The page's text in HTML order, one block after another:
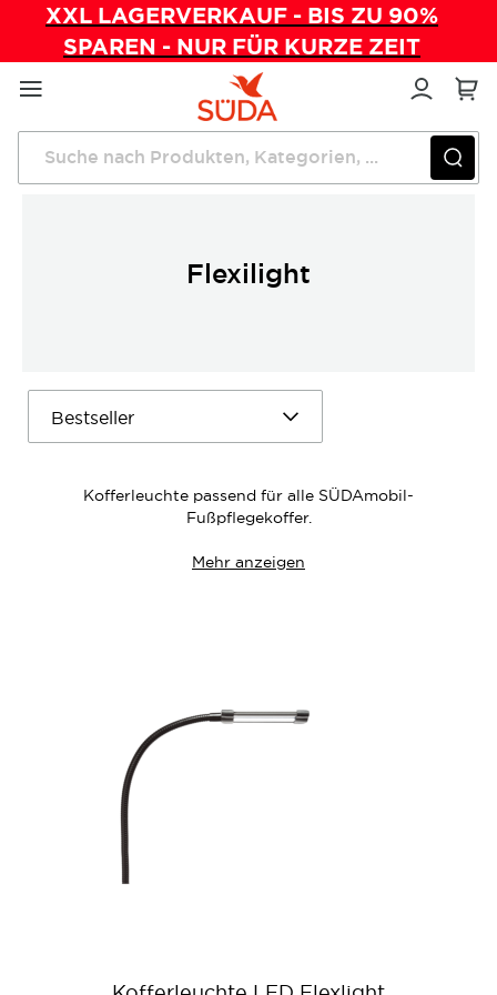
XXL LAGERVERKAUF - BIS ZU 90%
SPAREN - NUR FÜR KURZE ZEIT
Direkt
zum
Inhalt
Startseite Mobile Fußpflege Kofferleuchten Flexilight
Flexilight
Kofferleuchte passend für alle SÜDAmobil-
Fußpflegekoffer.
Mehr anzeigen